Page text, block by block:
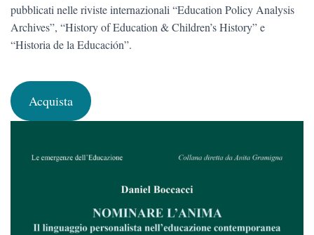
pubblicati nelle riviste internazionali “Education Policy Analysis
Archives”, “History of Education & Children’s History” e
“Historia de la Educación”.
Acquista